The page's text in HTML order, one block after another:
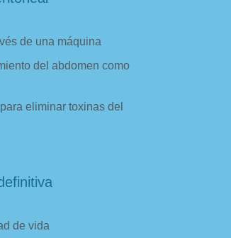
de una máquina
del abdomen como
eliminar toxinas del
de vida